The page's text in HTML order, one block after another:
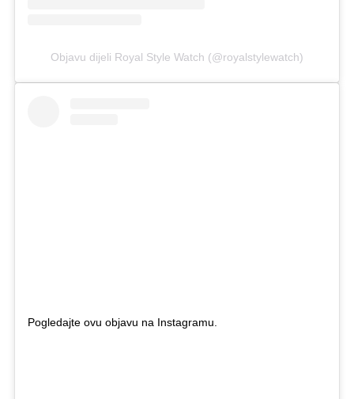
Objavu dijeli Royal Style Watch (@royalstylewatch)
Pogledajte ovu objavu na Instagramu.